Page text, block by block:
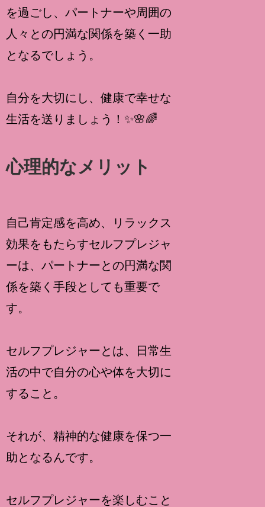
を過ごし、パートナーや周囲の
人々との円満な関係を築く一助
となるでしょう。
自分を大切にし、健康で幸せな
生活を送りましょう！✨🌸🌈
心理的なメリット
自己肯定感を高め、リラックス
効果をもたらすセルフプレジャ
ーは、パートナーとの円満な関
係を築く手段としても重要で
す。
セルフプレジャーとは、日常生
活の中で自分の心や体を大切に
すること。
それが、精神的な健康を保つ一
助となるんです。
セルフプレジャーを楽しむこと